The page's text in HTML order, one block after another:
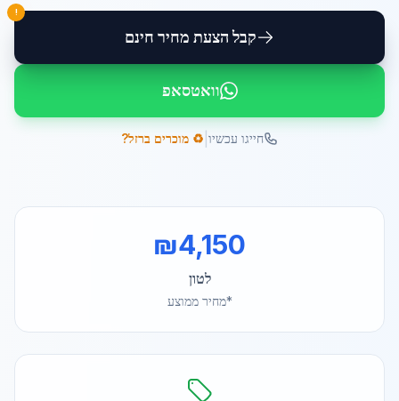
קבל הצעת מחיר חינם
!
וואטסאפ
חייגו עכשיו ♻️ מוכרים ברזל?
₪4,150
לטון
*מחיר ממוצע